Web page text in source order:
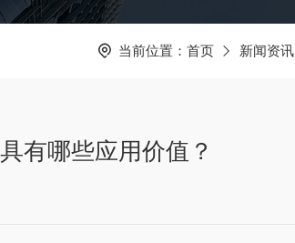
当前位置： 首页 新闻资讯
有哪些应用价值？